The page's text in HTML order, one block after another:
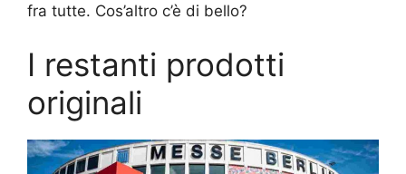
fra tutte. Cos’altro c’è di bello?
I restanti prodotti
originali